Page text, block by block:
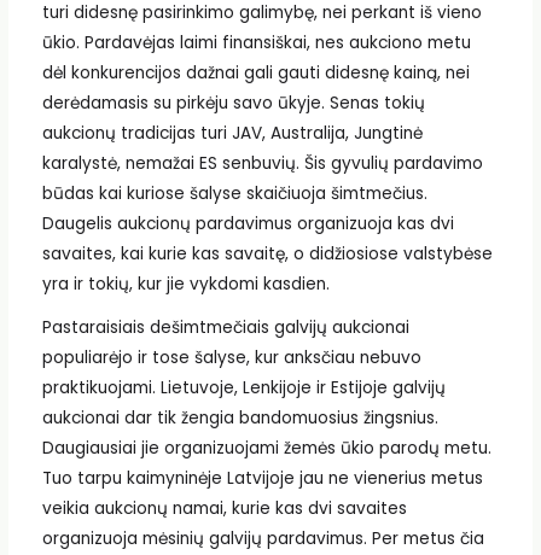
turi didesnę pasirinkimo galimybę, nei perkant iš vieno
ūkio. Pardavėjas laimi finansiškai, nes aukciono metu
dėl konkurencijos dažnai gali gauti didesnę kainą, nei
derėdamasis su pirkėju savo ūkyje. Senas tokių
aukcionų tradicijas turi JAV, Australija, Jungtinė
karalystė, nemažai ES senbuvių. Šis gyvulių pardavimo
būdas kai kuriose šalyse skaičiuoja šimtmečius.
Daugelis aukcionų pardavimus organizuoja kas dvi
savaites, kai kurie kas savaitę, o didžiosiose valstybėse
yra ir tokių, kur jie vykdomi kasdien.
Pastaraisiais dešimtmečiais galvijų aukcionai
populiarėjo ir tose šalyse, kur anksčiau nebuvo
praktikuojami. Lietuvoje, Lenkijoje ir Estijoje galvijų
aukcionai dar tik žengia bandomuosius žingsnius.
Daugiausiai jie organizuojami žemės ūkio parodų metu.
Tuo tarpu kaimyninėje Latvijoje jau ne vienerius metus
veikia aukcionų namai, kurie kas dvi savaites
organizuoja mėsinių galvijų pardavimus. Per metus čia